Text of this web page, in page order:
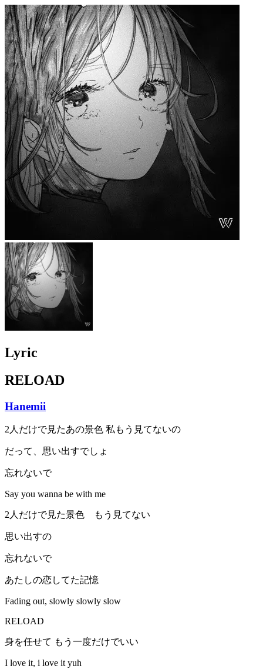
Lyric
RELOAD
Hanemii
2人だけで見たあの景色 私もう見てないの
だって、思い出すでしょ
忘れないで
Say you wanna be with me
2人だけで見た景色 もう見てない
思い出すの
忘れないで
あたしの恋してた記憶
Fading out, slowly slowly slow
RELOAD
身を任せて もう一度だけでいい
I love it, i love it yuh